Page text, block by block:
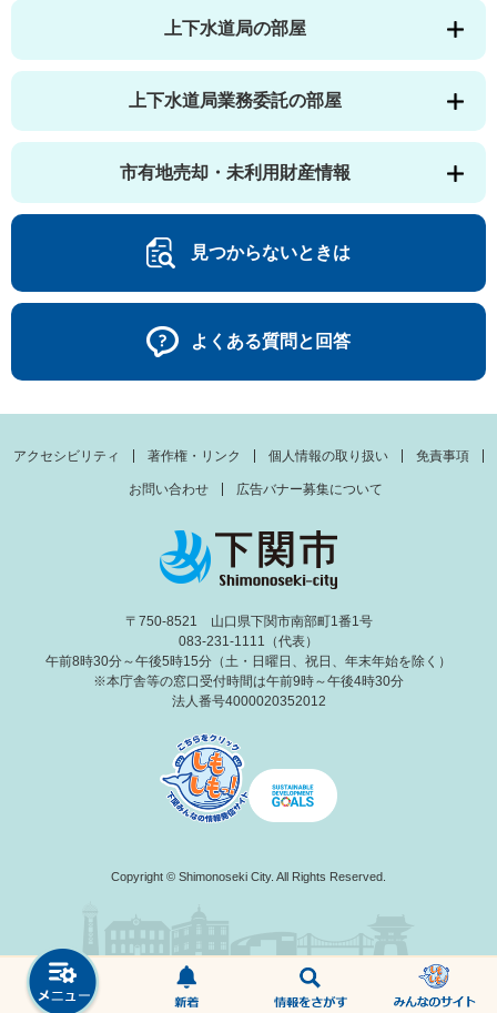
上下水道局の部屋
上下水道局業務委託の部屋
市有地売却・未利用財産情報
見つからないときは
よくある質問と回答
アクセシビリティ 著作権・リンク 個人情報の取り扱い 免責事項
お問い合わせ 広告バナー募集について
〒750-8521 山口県下関市南部町1番1号
083-231-1111（代表）
午前8時30分～午後5時15分（土・日曜日、祝日、年末年始を除く）
※本庁舎等の窓口受付時間は午前9時～午後4時30分
法人番号4000020352012
Copyright © Shimonoseki City. All Rights Reserved.